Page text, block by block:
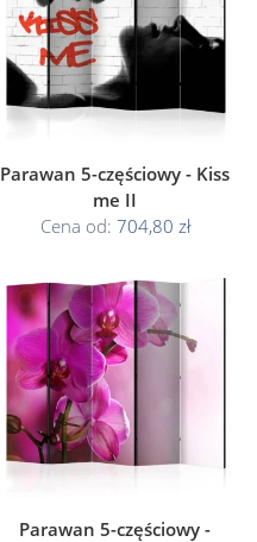
Parawan 5-częściowy - Kiss
me II
Cena od: 704,80 zł
Parawan 5-częściowy -